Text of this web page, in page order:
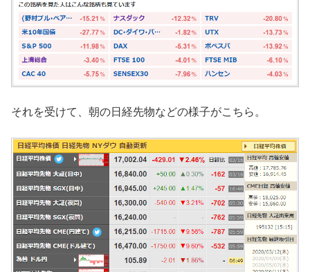
それを受けて、朝の日経先物などの様子がこちら。